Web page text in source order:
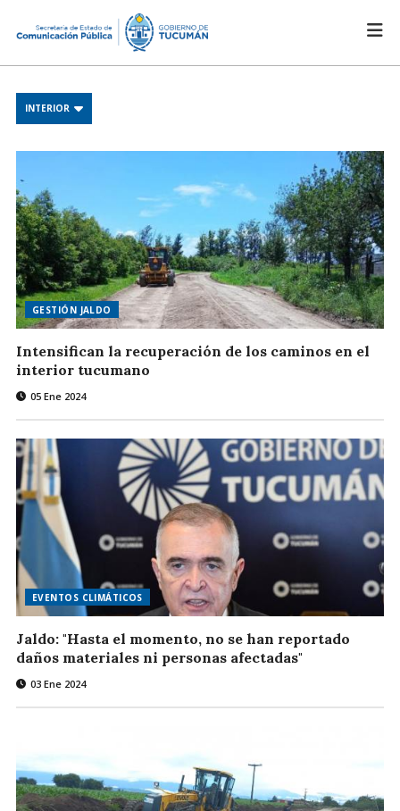
INTERIOR
GESTIÓN JALDO
Intensifican la recuperación de los caminos en el
interior tucumano
05 Ene 2024
EVENTOS CLIMÁTICOS
Jaldo: "Hasta el momento, no se han reportado
daños materiales ni personas afectadas"
03 Ene 2024